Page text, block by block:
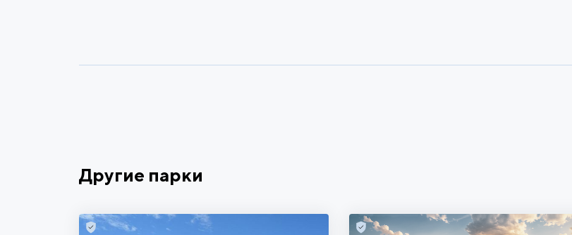
Другие парки